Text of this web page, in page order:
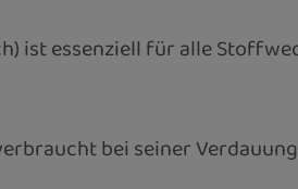
ist essenziell für alle
bei seiner